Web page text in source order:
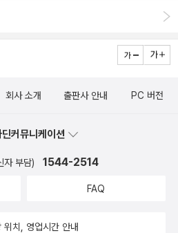
회사 소개 출판사 안내 PC 버전
커뮤니케이션
자 부담) 1544-2514
FAQ
위치, 영업시간 안내